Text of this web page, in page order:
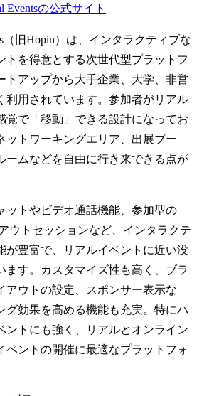
Eventsの公式サイト
（旧Hopin）は、インタラクティブな
トを得意とする次世代型プラットフ
トアップから大手企業、大学、非営
利用されています。参加者がリアル
覚で「移動」できる設計になってお
ットワーキングエリア、出展ブー
ームなどを自由に行き来できる点が
ットやビデオ通話機能、参加型の
ウトセッションなど、インタラクテ
が豊富で、リアルイベントに近い没
ます。カスタマイズ性も高く、ブラ
アウトの設定、スポンサー表示な
グ効果を高める機能も充実。特にハ
ントにも強く、リアルとオンライン
ベントの開催に最適なプラットフォ